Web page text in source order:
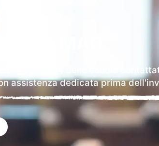
tua MAD
i dettagli delle scuole
assistenza dedicata prima